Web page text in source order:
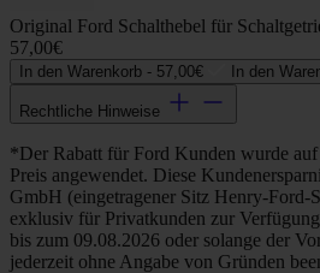
Original Ford Schalthebel für
57,00€
In den Warenkorb - 57,00€ In den
Rechtliche Hinweise
*Der Rabatt für Ford Kunden wurde
Preis angewendet. Diese
GmbH (eingetragener Sitz Henry-Ford-
exklusiv für Privatkunden zur
bis zum 09.08.2026 oder solange der
jederzeit ohne Angabe von Gründen